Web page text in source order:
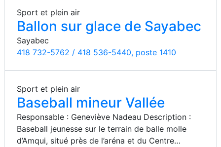
Sport et plein air
Ballon sur glace de Sayabec
Sayabec
418 732-5762 / 418 536-5440, poste 1410
Sport et plein air
Baseball mineur Vallée
Responsable : Geneviève Nadeau Description :
Baseball jeunesse sur le terrain de balle molle
d’Amqui, situé près de l’aréna et du Centre…